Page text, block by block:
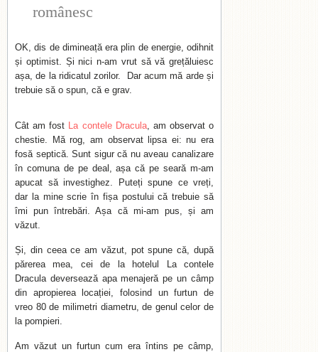
românesc
OK, dis de dimineață era plin de energie, odihnit
și optimist. Și nici n-am vrut să vă grețăluiesc
așa, de la ridicatul zorilor. Dar acum mă arde și
trebuie să o spun, că e grav.
Cât am fost La contele Dracula, am observat o
chestie. Mă rog, am observat lipsa ei: nu era
fosă septică. Sunt sigur că nu aveau canalizare
în comuna de pe deal, așa că pe seară m-am
apucat să investighez. Puteți spune ce vreți,
dar la mine scrie în fișa postului că trebuie să
îmi pun întrebări. Așa că mi-am pus, și am
văzut.
Și, din ceea ce am văzut, pot spune că, după
părerea mea, cei de la hotelul La contele
Dracula deversează apa menajeră pe un câmp
din apropierea locației, folosind un furtun de
vreo 80 de milimetri diametru, de genul celor de
la pompieri.
Am văzut un furtun cum era întins pe câmp,